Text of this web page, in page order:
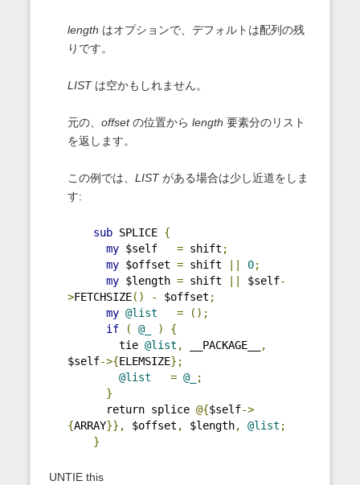
length はオプションで、デフォルトは配列の残
りです。
LISTは空かもしれません。
元の、 offsetの位置から length 要素分のリスト
を返します。
この例では、 LISTがある場合は少し近道をしま
す:
sub SPLICE {
my $self = shift ;
my $offset = shift 0;
my $length = shift $self-
>FETCHSIZE() - $offset ;
my @list =
();
if
( @_ )
{
tie @list , __PACKAGE__
,
$self->{ELEMSIZE};
@list
= @_
;
}
return splice @{$self->
{ARRAY}}, $offset , $length, @list ;
}
UNTIE this